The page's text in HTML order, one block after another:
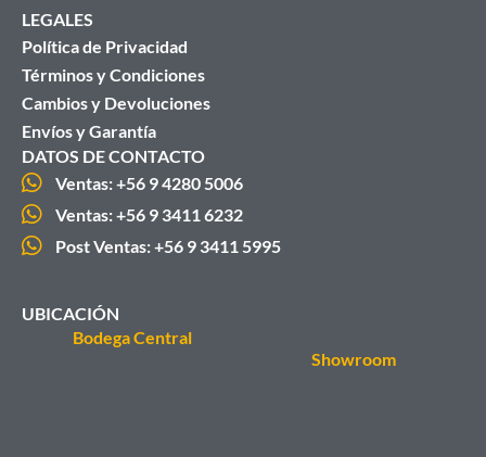
LEGALES
Política de Privacidad
Términos y Condiciones
Cambios y Devoluciones
Envíos y Garantía
DATOS DE CONTACTO
Ventas: +56 9 4280 5006
Ventas: +56 9 3411 6232
Post Ventas: +56 9 3411 5995
UBICACIÓN
Bodega Central
Showroom